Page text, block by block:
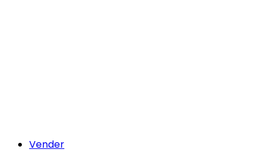
Vender